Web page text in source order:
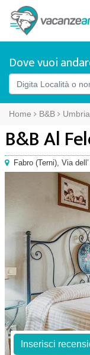
Dove vuoi
Home B&B Umbria
B&B Al
Fabro (Terni), Via
Inserisci